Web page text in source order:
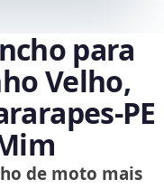
para
Velho,
de moto mais